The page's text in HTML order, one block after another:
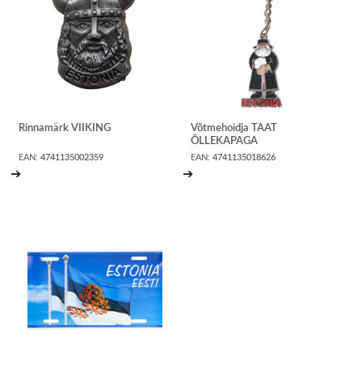
Rinnamärk VIIKING
EAN:4741135002359
➔
Võtmehoidja TAAT
ÕLLEKAPAGA
EAN:4741135018626
➔